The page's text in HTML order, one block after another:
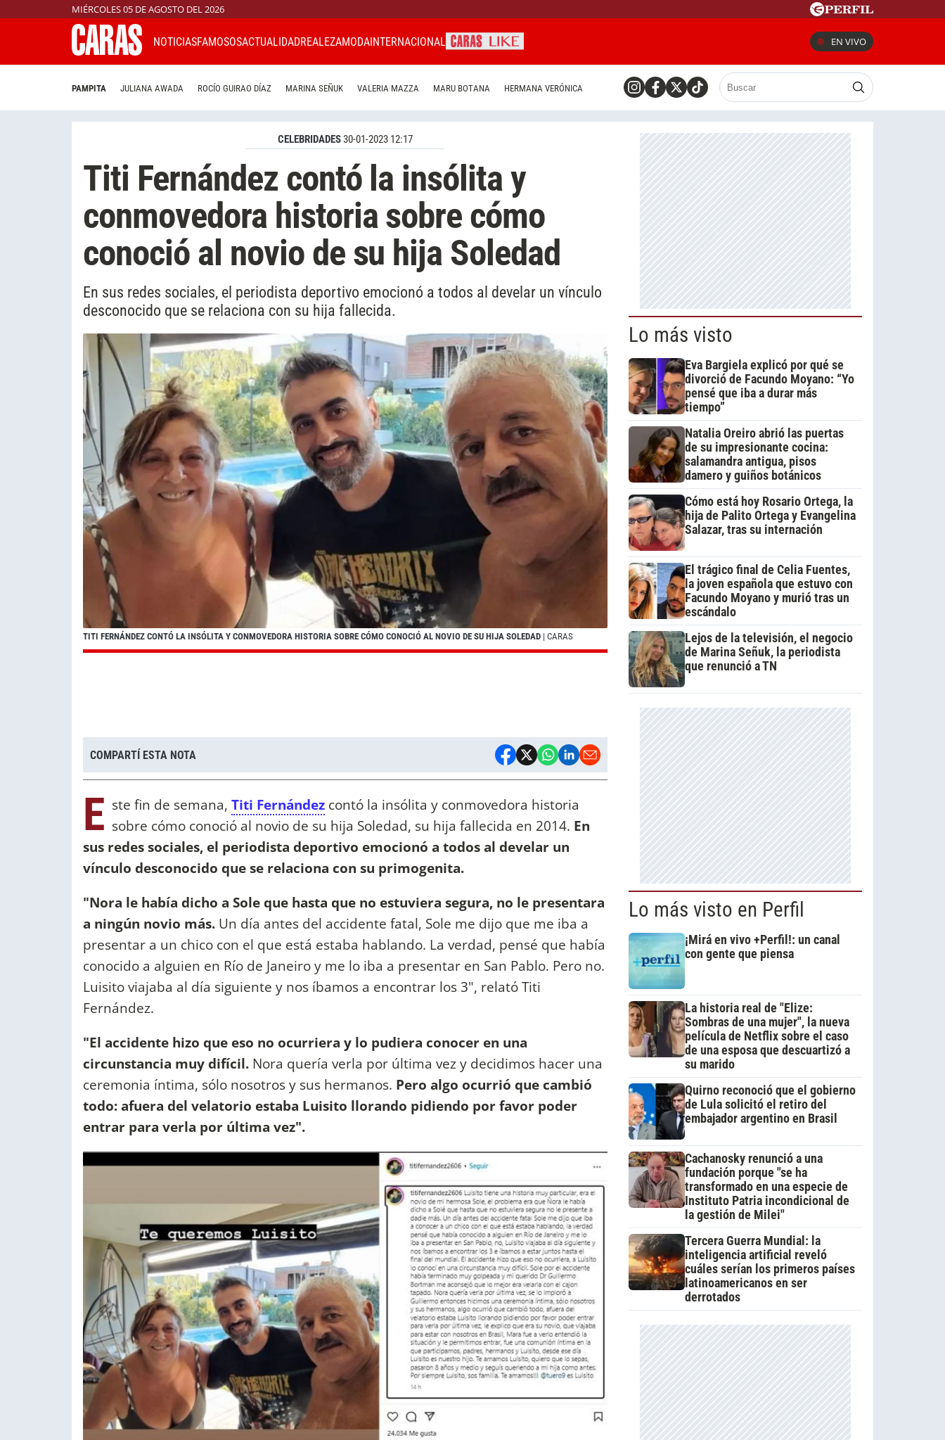
MIÉRCOLES 05 DE AGOSTO DEL 2026
NOTICIASFAMOSOSACTUALIDADREALEZAMODAINTERNACIONAL EN VIVO
PAMPITA JULIANA AWADA ROCÍO GUIRAO DÍAZ MARINA SEÑUK VALERIA MAZZA MARU BOTANA HERMANA VERÓNICA
CELEBRIDADES30-01-2023 12:17
Titi Fernández contó la insólita y
conmovedora historia sobre cómo
conoció al novio de su hija Soledad
En sus redes sociales, el periodista deportivo emocionó a todos al develar un vínculo
desconocido que se relaciona con su hija fallecida.
TITI FERNÁNDEZ CONTÓ LA INSÓLITA Y CONMOVEDORA HISTORIA SOBRE CÓMO CONOCIÓ AL NOVIO DE SU HIJA SOLEDAD | CARAS
COMPARTÍ ESTA NOTA
E ste fin de semana, Titi Fernández contó la insólita y conmovedora historia
sobre cómo conoció al novio de su hija Soledad, su hija fallecida en 2014. En
sus redes sociales, el periodista deportivo emocionó a todos al develar un
vínculo desconocido que se relaciona con su primogenita.
"Nora le había dicho a Sole que hasta que no estuviera segura, no le presentara
a ningún novio más. Un día antes del accidente fatal, Sole me dijo que me iba a
presentar a un chico con el que está estaba hablando. La verdad, pensé que había
conocido a alguien en Río de Janeiro y me lo iba a presentar en San Pablo. Pero no.
Luisito viajaba al día siguiente y nos íbamos a encontrar los 3", relató Titi
Fernández.
"El accidente hizo que eso no ocurriera y lo pudiera conocer en una
circunstancia muy difícil. Nora quería verla por última vez y decidimos hacer una
ceremonia íntima, sólo nosotros y sus hermanos. Pero algo ocurrió que cambió
todo: afuera del velatorio estaba Luisito llorando pidiendo por favor poder
entrar para verla por última vez".
Lo más visto
Eva Bargiela explicó por qué se
divorció de Facundo Moyano: “Yo
pensé que iba a durar más
tiempo”
Natalia Oreiro abrió las puertas
de su impresionante cocina:
salamandra antigua, pisos
damero y guiños botánicos
Cómo está hoy Rosario Ortega, la
hija de Palito Ortega y Evangelina
Salazar, tras su internación
El trágico final de Celia Fuentes,
la joven española que estuvo con
Facundo Moyano y murió tras un
escándalo
Lejos de la televisión, el negocio
de Marina Señuk, la periodista
que renunció a TN
Lo más visto en Perfil
¡Mirá en vivo +Perfil!: un canal
con gente que piensa
La historia real de "Elize:
Sombras de una mujer", la nueva
película de Netflix sobre el caso
de una esposa que descuartizó a
su marido
Quirno reconoció que el gobierno
de Lula solicitó el retiro del
embajador argentino en Brasil
Cachanosky renunció a una
fundación porque "se ha
transformado en una especie de
Instituto Patria incondicional de
la gestión de Milei"
Tercera Guerra Mundial: la
inteligencia artificial reveló
cuáles serían los primeros países
latinoamericanos en ser
derrotados